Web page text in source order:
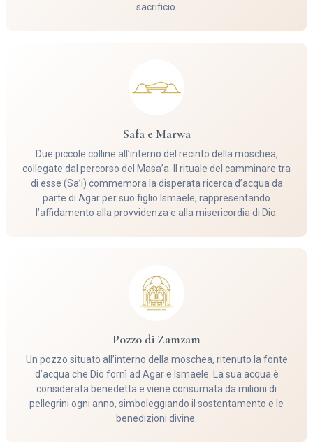
sacrificio.
Safa e Marwa
Due piccole colline all’interno del recinto della moschea,
collegate dal percorso del Masa’a. Il rituale del camminare tra
di esse (Sa’i) commemora la disperata ricerca d’acqua da
parte di Agar per suo figlio Ismaele, rappresentando
l’affidamento alla provvidenza e alla misericordia di Dio.
Pozzo di Zamzam
Un pozzo situato all’interno della moschea, ritenuto la fonte
d’acqua che Dio fornì ad Agar e Ismaele. La sua acqua è
considerata benedetta e viene consumata da milioni di
pellegrini ogni anno, simboleggiando il sostentamento e le
benedizioni divine.